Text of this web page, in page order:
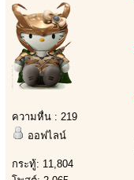
ความหื่น : 219
ออฟไลน์
กระทู้: 11,804